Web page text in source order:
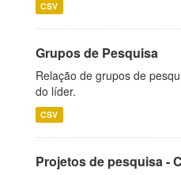
CSV
Grupos de Pesquisa
Relação de grupos de
do líder.
CSV
Projetos de pesquisa -